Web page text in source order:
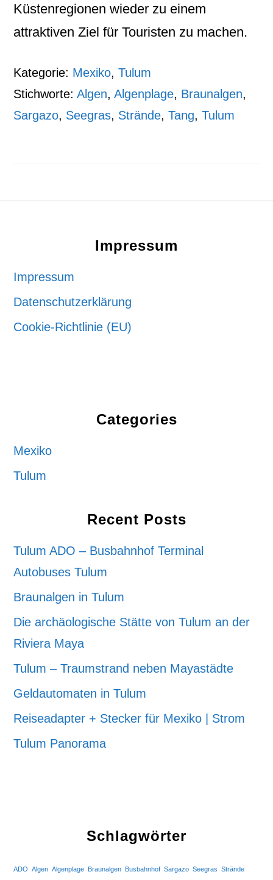
Küstenregionen wieder zu einem
attraktiven Ziel für Touristen zu machen.
Kategorie: Mexiko,Tulum
Stichworte:Algen,Algenplage, Braunalgen,
Sargazo, Seegras, Strände,Tang,Tulum
Impressum
Impressum
Datenschutzerklärung
Cookie-Richtlinie (EU)
Categories
Mexiko
Tulum
Recent Posts
Tulum ADO – Busbahnhof Terminal
Autobuses Tulum
Braunalgen in Tulum
Die archäologische Stätte von Tulum an der
Riviera Maya
Tulum – Traumstrand neben Mayastädte
Geldautomaten in Tulum
Reiseadapter + Stecker für Mexiko | Strom
Tulum Panorama
Schlagwörter
ADO Algen Algenplage Braunalgen Busbahnhof Sargazo Seegras Strände